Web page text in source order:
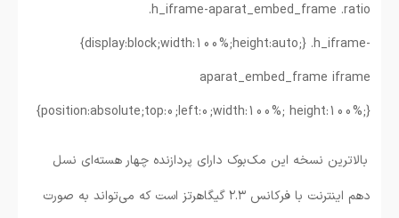
.h_iframe-aparat_embed_frame .ratio
{display:block;width:100%;height:auto;} .h_iframe-
aparat_embed_frame iframe
{position:absolute;top:0;left:0;width:100%; height:100%;}
بالاترین نسخه این مک‌بوک دارای پردازنده چهار هسته‌ای نسل
دهم اینترنت با فرکانس ۲.۳ گیگاهرتز است که می‌تواند به صورت